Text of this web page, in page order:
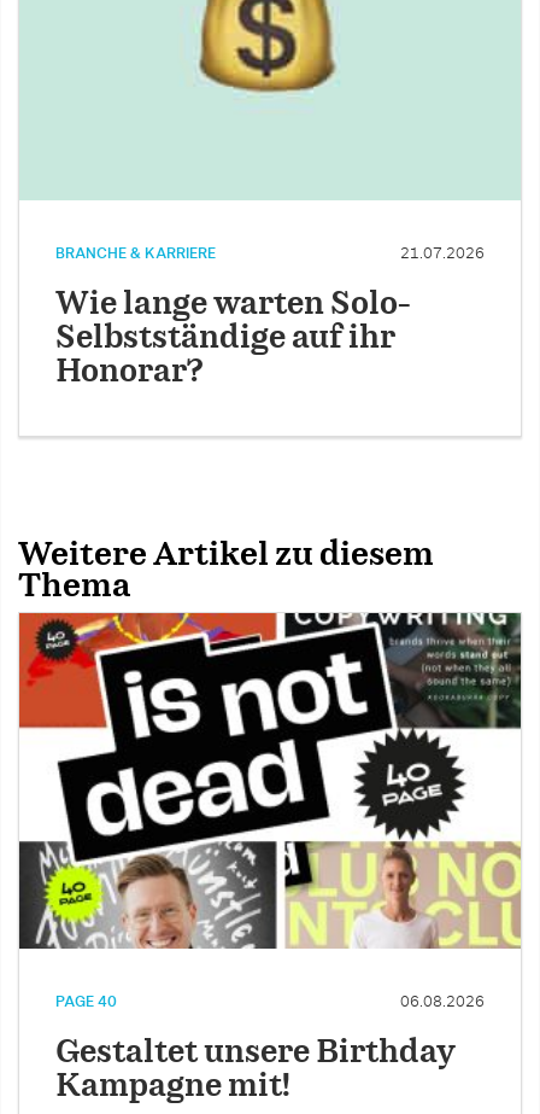
BRANCHE & KARRIERE 21.07.2026
Wie lange warten Solo-
Selbstständige auf ihr
Honorar?
Weitere Artikel zu diesem
Thema
PAGE 40 06.08.2026
Gestaltet unsere Birthday
Kampagne mit!